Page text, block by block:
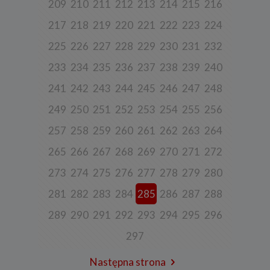
209 210 211 212 213 214 215 216
217 218 219 220 221 222 223 224
225 226 227 228 229 230 231 232
233 234 235 236 237 238 239 240
241 242 243 244 245 246 247 248
249 250 251 252 253 254 255 256
257 258 259 260 261 262 263 264
265 266 267 268 269 270 271 272
273 274 275 276 277 278 279 280
281 282 283 284 285 286 287 288
289 290 291 292 293 294 295 296
297
Następna strona
aktywności użytkownika na stronie).
Spółka przetwarza również dane, które użytkownik podaje w celu
nazwisko, adres e-mail.
4. Cel i podstawa przetwarzania danych
Twoje dane będą przetwarzane do celu:
użytkownik zarejestruje swoje konto lub skorzysta z usługi
b) dopasowania treści serwisu do zainteresowań użytkownika, a
także wykrywania nadużyć oraz pomiarów statystycznych i
udoskonalenia usług, będącego realizacją naszego prawnie
c) ewentualnego ustalenia, dochodzenia lub obrony przed
roszczeniami będącego realizacją naszego prawnie uzasadnionego
w tym interesu (podstawa z art. 6 ust. 1 lit. f RODO).
5. Wymóg podania danych
Podanie danych w celu realizacji usług jest niezbędne do